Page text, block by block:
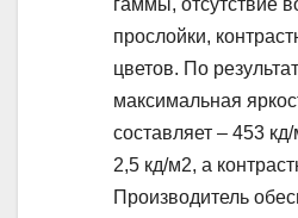
гаммы, отсутствие
прослойки,
цветов. По
максимальная
составляет – 453
2,5 кд/м2, а
Производитель